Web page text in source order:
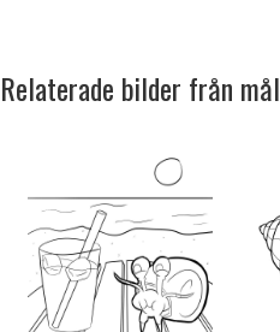
Relaterade bilder från